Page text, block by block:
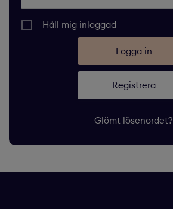
Håll mig inloggad
Registrera
Glömt lösenordet?